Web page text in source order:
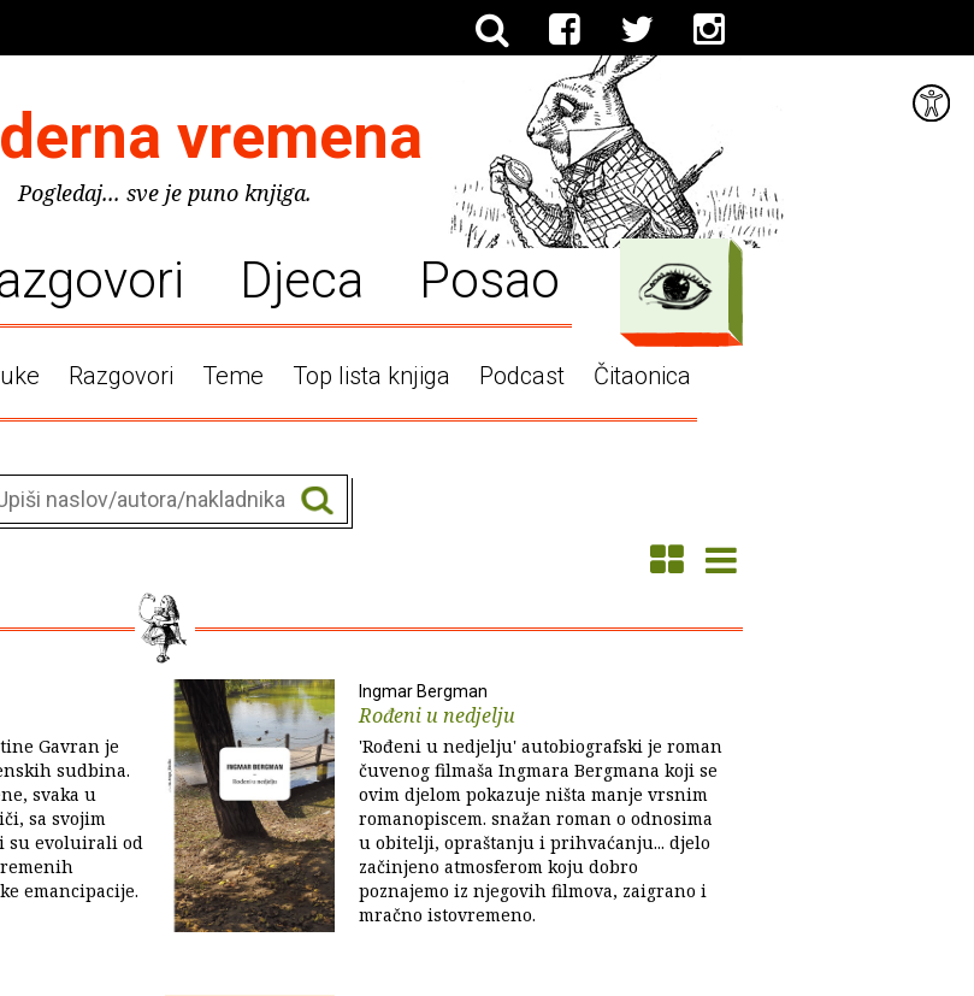
vremena
Pogledaj... sve je puno knjiga.
Djeca Posao
Razgovori Teme Top lista knjiga Podcast Čitaonica
Gavran je
sudbina.
svaka u
sa svojim
su evoluirali od
emancipacije.
Ingmar Bergman
Rođeni u nedjelju
'Rođeni u nedjelju' autobiografski je roman
čuvenog filmaša Ingmara Bergmana koji se
ovim djelom pokazuje ništa manje vrsnim
romanopiscem. snažan roman o odnosima
u obitelji, opraštanju i prihvaćanju... djelo
začinjeno atmosferom koju dobro
poznajemo iz njegovih filmova, zaigrano i
mračno istovremeno.